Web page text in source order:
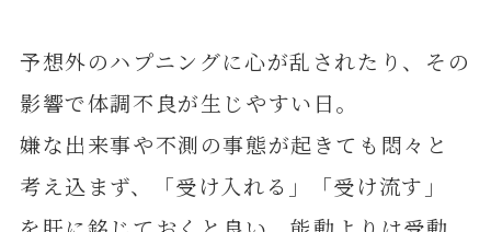
予想外のハプニングに心が乱されたり、その
影響で体調不良が生じやすい日。
嫌な出来事や不測の事態が起きても悶々と
考え込まず、「受け入れる」「受け流す」